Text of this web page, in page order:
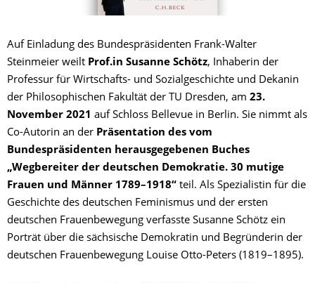
Auf Einladung des Bundespräsidenten Frank-Walter
Steinmeier weilt Prof.in Susanne Schötz, Inhaberin der
Professur für Wirtschafts- und Sozialgeschichte und Dekanin
der Philosophischen Fakultät der TU Dresden, am 23.
November 2021 auf Schloss Bellevue in Berlin. Sie nimmt als
Co-Autorin an der Präsentation des vom
Bundespräsidenten herausgegebenen Buches
„Wegbereiter der deutschen Demokratie. 30 mutige
Frauen und Männer 1789–1918“ teil. Als Spezialistin für die
Geschichte des deutschen Feminismus und der ersten
deutschen Frauenbewegung verfasste Susanne Schötz ein
Porträt über die sächsische Demokratin und Begründerin der
deutschen Frauenbewegung Louise Otto-Peters (1819–1895).